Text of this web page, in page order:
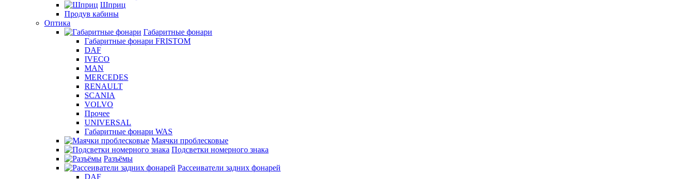
Шприц
Продув кабины
Оптика
Габаритные фонари
Габаритные фонари FRISTOM
DAF
IVECO
MAN
MERCEDES
RENAULT
SCANIA
VOLVO
Прочее
UNIVERSAL
Габаритные фонари WAS
Маячки проблесковые
Подсветки номерного знака
Разъёмы
Рассеиватели задних фонарей
DAF